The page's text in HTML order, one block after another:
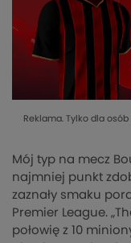
Reklama. Tylko dla
Mój typ na mecz
najmniej punkt
zaznały smaku
Premier League.
połowię z 10